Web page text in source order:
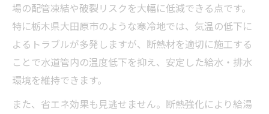
場の配管凍結や破裂リスクを大幅に低減できる点です。
特に栃木県大田原市のような寒冷地では、気温の低下に
よるトラブルが多発しますが、断熱材を適切に施工する
ことで水道管内の温度低下を抑え、安定した給水・排水
環境を維持できます。
また、省エネ効果も見逃せません。断熱強化により給湯